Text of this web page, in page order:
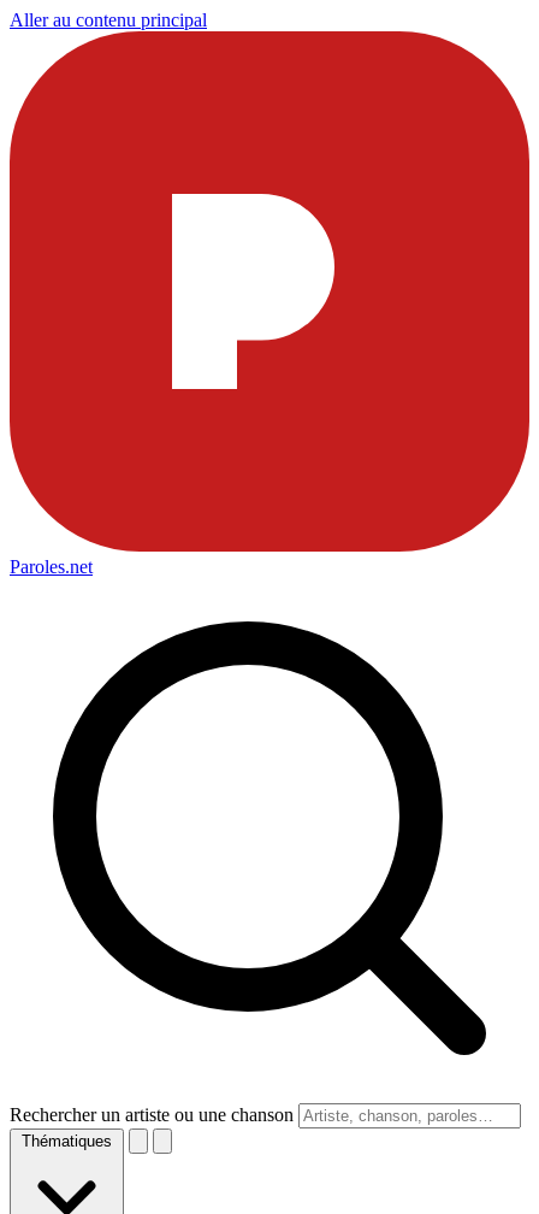
Aller au contenu principal
Paroles.net
Rechercher un artiste ou une chanson
Thématiques